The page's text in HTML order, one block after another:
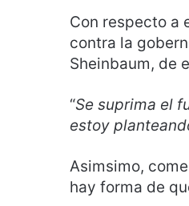
Con respecto a
contra la
Sheinbaum, de
“Se suprima el
estoy
Asimsimo,
hay forma de